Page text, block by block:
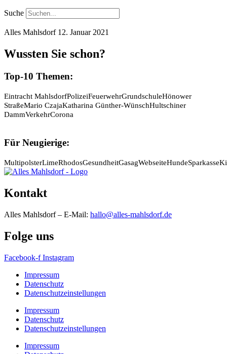
Suche
Alles Mahlsdorf 12. Januar 2021
Wussten Sie schon?
Top-10 Themen:
Eintracht MahlsdorfPolizeiFeuerwehrGrundschuleHönower
StraßeMario CzajaKatharina Günther-WünschHultschiner
DammVerkehrCorona
Für Neugierige:
MultipolsterLimeRhodosGesundheitGasagWebseiteHundeSparkasse
Kontakt
Alles Mahlsdorf – E-Mail: hallo@alles-mahlsdorf.de
Folge uns
Facebook-f Instagram
Impressum
Datenschutz
Datenschutzeinstellungen
Impressum
Datenschutz
Datenschutzeinstellungen
Impressum